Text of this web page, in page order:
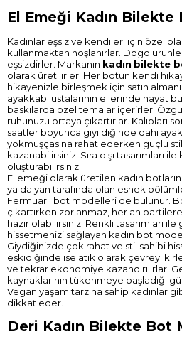
El Emeği Kadın
Kadınlar eşsiz ve kendileri için özel
kullanmaktan hoşlanırlar. Dogo
eşsizdirler. Markanın kadın bilekte
olarak üretilirler. Her botun kendi
hikayenizle birleşmek için satın
ayakkabı ustalarının ellerinde hayat
baskılarda özel temalar içerirler.
ruhunuzu ortaya çıkartırlar. Kalıpları
saatler boyunca giyildiğinde dahi
yokmuşçasına rahat ederken güçlü
kazanabilirsiniz. Sıra dışı tasarımları ile
oluşturabilirsiniz.
El emeği olarak üretilen kadın
ya da yan tarafında olan esnek
Fermuarlı bot modelleri de bulunur.
çıkartırken zorlanmaz, her an
hazır olabilirsiniz. Renkli tasarımları
hissetmenizi sağlayan kadın bot
Giydiğinizde çok rahat ve stil sahibi
eskidiğinde ise atık olarak çevreyi
ve tekrar ekonomiye kazandırılırlar.
kaynaklarının tükenmeye başladığı
Vegan yaşam tarzına sahip kadınlar
dikkat eder.
Deri Kadın Bilekte Bot